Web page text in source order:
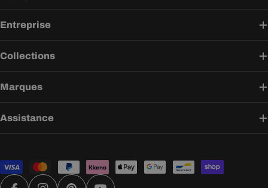
Entreprise
Collections
Marques
Assistance
Modes
de